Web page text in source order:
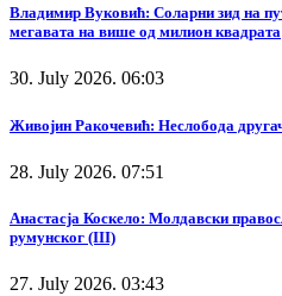
Владимир Вуковић: Соларни зид на
мегавата на више од милион квадрата
30. July 2026. 06:03
Живојин Ракочевић: Неслобода
28. July 2026. 07:51
Анастасја Коскело: Молдавски
румунског (III)
27. July 2026. 03:43